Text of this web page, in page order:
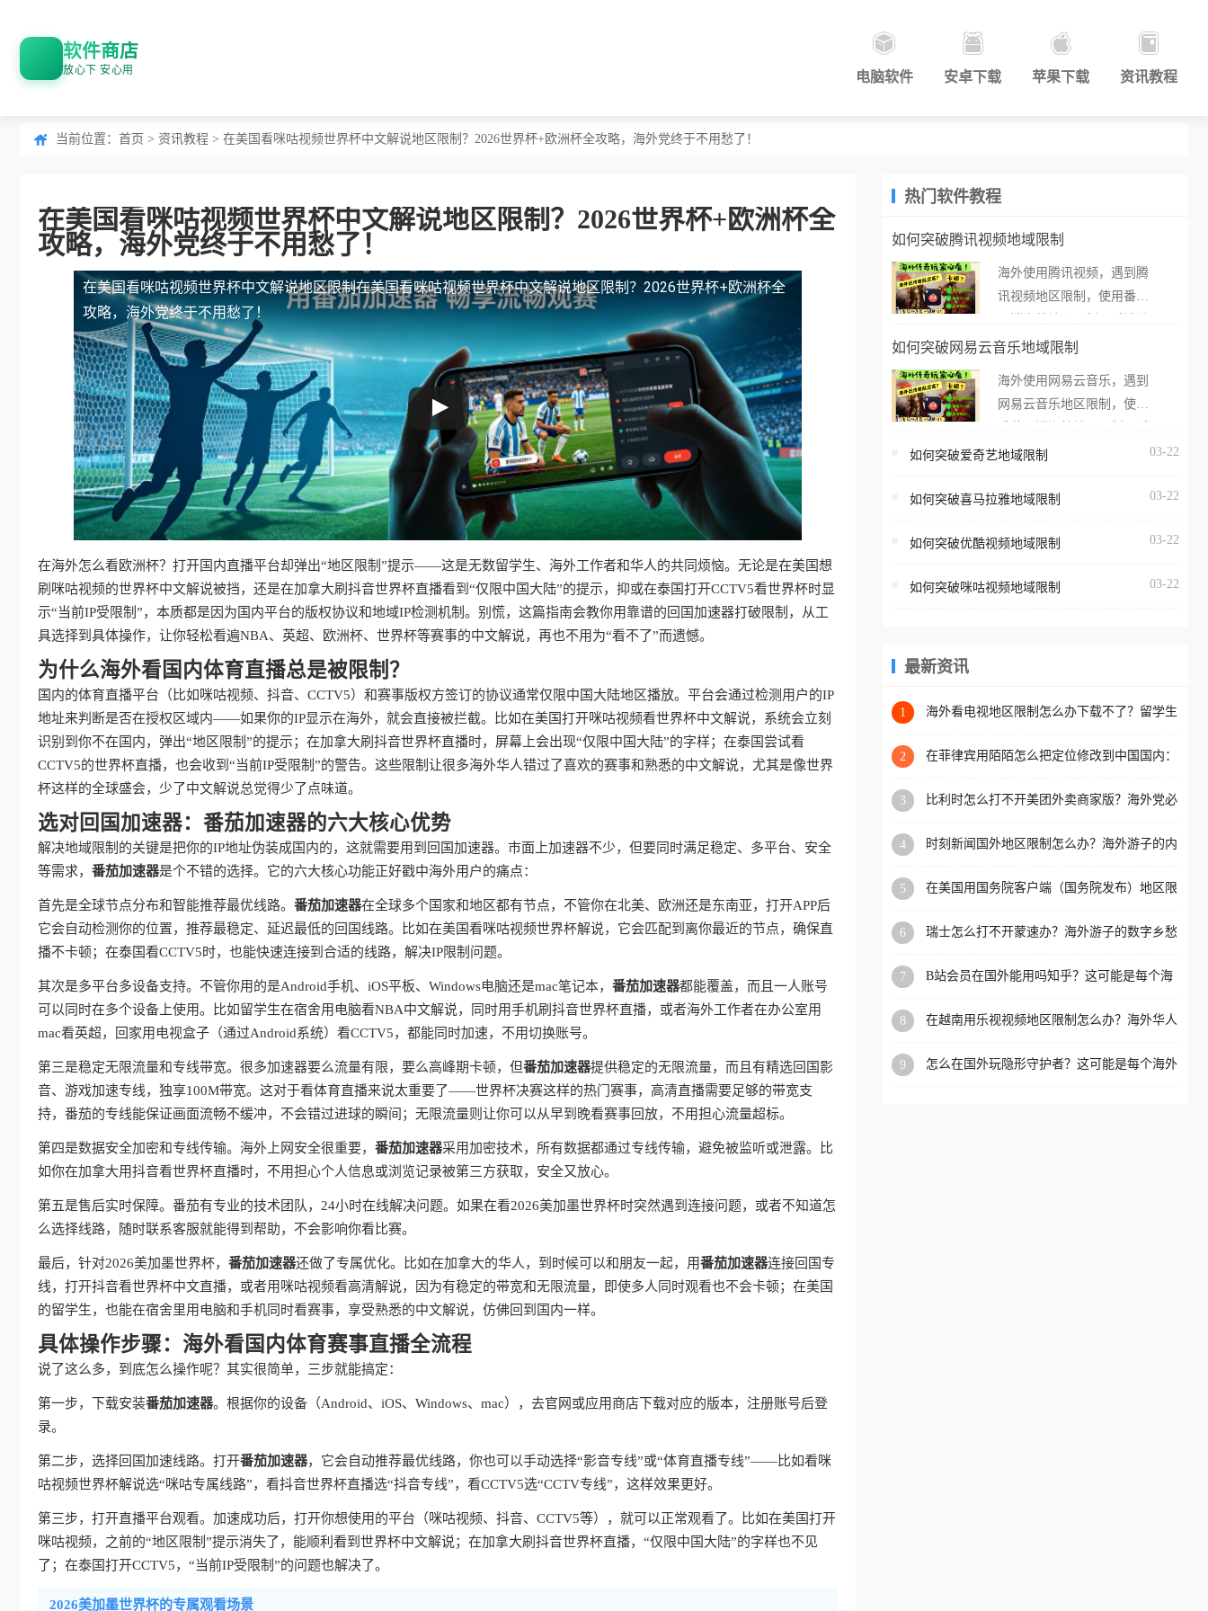
软件商店
放心下 安心用 电脑软件 安卓下载 苹果下载 资讯教程
当前位置： 首页 > 资讯教程 > 在美国看咪咕视频世界杯中文解说地区限制？2026世界杯+欧洲杯全攻略，海外党终于不用愁了！
在美国看咪咕视频世界杯中文解说地区限制？2026世界杯+欧洲杯全
攻略，海外党终于不用愁了！
在美国看咪咕视频世界杯中文解说地区限制在美国看咪咕视频世界杯中文解说地区限制？2026世界杯+欧洲杯全
攻略，海外党终于不用愁了！
在海外怎么看欧洲杯？打开国内直播平台却弹出“地区限制”提示——这是无数留学生、海外工作者和华人的共同烦恼。无论是在美国想
刷咪咕视频的世界杯中文解说被挡，还是在加拿大刷抖音世界杯直播看到“仅限中国大陆”的提示，抑或在泰国打开CCTV5看世界杯时显
示“当前IP受限制”，本质都是因为国内平台的版权协议和地域IP检测机制。别慌，这篇指南会教你用靠谱的回国加速器打破限制，从工
具选择到具体操作，让你轻松看遍NBA、英超、欧洲杯、世界杯等赛事的中文解说，再也不用为“看不了”而遗憾。
为什么海外看国内体育直播总是被限制？
国内的体育直播平台（比如咪咕视频、抖音、CCTV5）和赛事版权方签订的协议通常仅限中国大陆地区播放。平台会通过检测用户的IP
地址来判断是否在授权区域内——如果你的IP显示在海外，就会直接被拦截。比如在美国打开咪咕视频看世界杯中文解说，系统会立刻
识别到你不在国内，弹出“地区限制”的提示；在加拿大刷抖音世界杯直播时，屏幕上会出现“仅限中国大陆”的字样；在泰国尝试看
CCTV5的世界杯直播，也会收到“当前IP受限制”的警告。这些限制让很多海外华人错过了喜欢的赛事和熟悉的中文解说，尤其是像世界
杯这样的全球盛会，少了中文解说总觉得少了点味道。
选对回国加速器：番茄加速器的六大核心优势
解决地域限制的关键是把你的IP地址伪装成国内的，这就需要用到回国加速器。市面上加速器不少，但要同时满足稳定、多平台、安全
等需求， 番茄加速器是个不错的选择。它的六大核心功能正好戳中海外用户的痛点：
首先是全球节点分布和智能推荐最优线路。 番茄加速器在全球多个国家和地区都有节点，不管你在北美、欧洲还是东南亚，打开APP后
它会自动检测你的位置，推荐最稳定、延迟最低的回国线路。比如在美国看咪咕视频世界杯解说，它会匹配到离你最近的节点，确保直
播不卡顿；在泰国看CCTV5时，也能快速连接到合适的线路，解决IP限制问题。
其次是多平台多设备支持。不管你用的是Android手机、iOS平板、Windows电脑还是mac笔记本， 番茄加速器都能覆盖，而且一人账号
可以同时在多个设备上使用。比如留学生在宿舍用电脑看NBA中文解说，同时用手机刷抖音世界杯直播，或者海外工作者在办公室用
mac看英超，回家用电视盒子（通过Android系统）看CCTV5，都能同时加速，不用切换账号。
第三是稳定无限流量和专线带宽。很多加速器要么流量有限，要么高峰期卡顿，但番茄加速器提供稳定的无限流量，而且有精选回国影
音、游戏加速专线，独享100M带宽。这对于看体育直播来说太重要了——世界杯决赛这样的热门赛事，高清直播需要足够的带宽支
持，番茄的专线能保证画面流畅不缓冲，不会错过进球的瞬间；无限流量则让你可以从早到晚看赛事回放，不用担心流量超标。
第四是数据安全加密和专线传输。海外上网安全很重要， 番茄加速器采用加密技术，所有数据都通过专线传输，避免被监听或泄露。比
如你在加拿大用抖音看世界杯直播时，不用担心个人信息或浏览记录被第三方获取，安全又放心。
第五是售后实时保障。番茄有专业的技术团队，24小时在线解决问题。如果在看2026美加墨世界杯时突然遇到连接问题，或者不知道怎
么选择线路，随时联系客服就能得到帮助，不会影响你看比赛。
最后，针对2026美加墨世界杯， 番茄加速器还做了专属优化。比如在加拿大的华人，到时候可以和朋友一起，用番茄加速器连接回国专
线，打开抖音看世界杯中文直播，或者用咪咕视频看高清解说，因为有稳定的带宽和无限流量，即使多人同时观看也不会卡顿；在美国
的留学生，也能在宿舍里用电脑和手机同时看赛事，享受熟悉的中文解说，仿佛回到国内一样。
具体操作步骤：海外看国内体育赛事直播全流程
说了这么多，到底怎么操作呢？其实很简单，三步就能搞定：
第一步，下载安装番茄加速器。根据你的设备（Android、iOS、Windows、mac），去官网或应用商店下载对应的版本，注册账号后登
录。
第二步，选择回国加速线路。打开番茄加速器，它会自动推荐最优线路，你也可以手动选择“影音专线”或“体育直播专线”——比如看咪
咕视频世界杯解说选“咪咕专属线路”，看抖音世界杯直播选“抖音专线”，看CCTV5选“CCTV专线”，这样效果更好。
第三步，打开直播平台观看。加速成功后，打开你想使用的平台（咪咕视频、抖音、CCTV5等），就可以正常观看了。比如在美国打开
咪咕视频，之前的“地区限制”提示消失了，能顺利看到世界杯中文解说；在加拿大刷抖音世界杯直播，“仅限中国大陆”的字样也不见
了；在泰国打开CCTV5，“当前IP受限制”的问题也解决了。
2026美加墨世界杯的专属观看场景
热门软件教程
如何突破腾讯视频地域限制
海外使用腾讯视频，遇到腾
讯视频地区限制，使用番茄
外打开腾讯视频，却突然弹
地区无法播放”的提示语。
海外用户如香港、澳门、台
亚、欧洲等国家和地区时，
台一样，出现地区及版权限
地区播放。 遇到这个问题的
区工作、留学、定居等，都
权限制所困扰。
如何突破网易云音乐地域限制
海外使用网易云音乐，遇到
网易云音乐地区限制，使用
在海外打开网易云音乐，却
所在的地区无法播放”的提示
门、台湾、美国、加拿大、
区时，网易云音乐也会像其
回国加速器，即可解决「海
版权限制」的问题，无论人
国、加拿大、澳大利亚、欧
学、定居等，都可以使用，
扰。
如何突破爱奇艺地域限制 03-22
如何突破喜马拉雅地域限制 03-22
如何突破优酷视频地域限制 03-22
如何突破咪咕视频地域限制 03-22
最新资讯
1
海外看电视地区限制怎么办下载不了？留学生
2
在菲律宾用陌陌怎么把定位修改到中国国内：
3
比利时怎么打不开美团外卖商家版？海外党必
4
时刻新闻国外地区限制怎么办？海外游子的内
5
在美国用国务院客户端（国务院发布）地区限
6
瑞士怎么打不开蒙速办？海外游子的数字乡愁
7
B站会员在国外能用吗知乎？这可能是每个海
8
在越南用乐视视频地区限制怎么办？海外华人
9
怎么在国外玩隐形守护者？这可能是每个海外